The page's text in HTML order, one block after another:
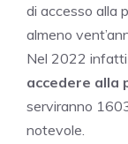
di accesso alla
almeno
Nel 2022
accedere alla
serviranno
notevole.